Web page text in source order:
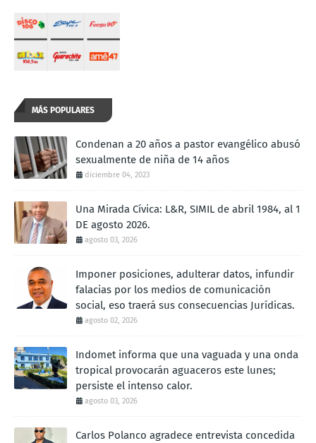
MÁS POPULARES
Condenan a 20 años a pastor evangélico abusó
sexualmente de niña de 14 años
diciembre 04, 2023
Una Mirada Cívica: L&R, SIMIL de abril 1984, al 1
DE agosto 2026.
agosto 03, 2026
Imponer posiciones, adulterar datos, infundir
falacias por los medios de comunicación
social, eso traerá sus consecuencias Jurídicas.
agosto 02, 2026
Indomet informa que una vaguada y una onda
tropical provocarán aguaceros este lunes;
persiste el intenso calor.
agosto 03, 2026
Carlos Polanco agradece entrevista concedida